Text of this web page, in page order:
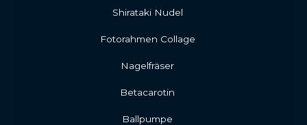
Shirataki Nudel
Fotorahmen Collage
Nagelfräser
Betacarotin
Ballpumpe